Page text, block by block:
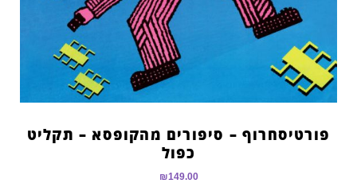
פורטיסחרוף – סיפורים מהקופסא – תקליט
כפול
₪149.00